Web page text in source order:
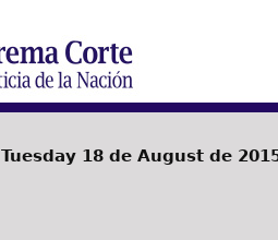
Tuesday 18 de August de